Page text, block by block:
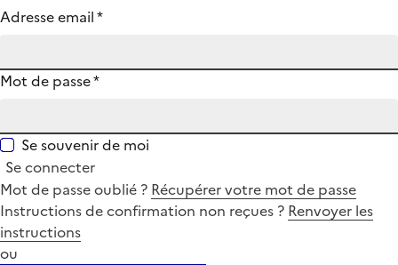
Adresse email*
Mot de passe*
Se souvenir de moi
Se connecter
Mot de passe oublié ? Récupérer votre mot de passe
Instructions de confirmation non reçues ? Renvoyer les
instructions
ou